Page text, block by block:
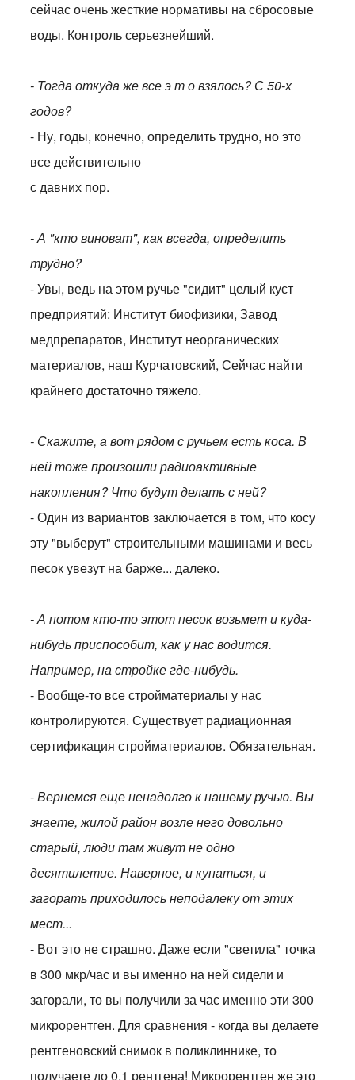
сейчас очень жесткие нормативы на сбросовые
воды. Контроль серьезнейший.
- Тогда откуда же все э т о взялось? С 50-х
годов?
- Ну, годы, конечно, определить трудно, но это
все действительно
с давних пор.
- А "кто виноват", как всегда, определить
трудно?
- Увы, ведь на этом ручье "сидит" целый куст
предприятий: Институт биофизики, Завод
медпрепаратов, Институт неорганических
материалов, наш Курчатовский, Сейчас найти
крайнего достаточно тяжело.
- Скажите, а вот рядом с ручьем есть коса. В
ней тоже произошли радиоактивные
накопления? Что будут делать с ней?
- Один из вариантов заключается в том, что косу
эту "выберут" строительными машинами и весь
песок увезут на барже... далеко.
- А потом кто-то этот песок возьмет и куда-
нибудь приспособит, как у нас водится.
Например, на стройке где-нибудь.
- Вообще-то все стройматериалы у нас
контролируются. Существует радиационная
сертификация стройматериалов. Обязательная.
- Вернемся еще ненадолго к нашему ручью. Вы
знаете, жилой район возле него довольно
старый, люди там живут не одно
десятилетие. Наверное, и купаться, и
загорать приходилось неподалеку от этих
мест...
- Вот это не страшно. Даже если "светила" точка
в 300 мкр/час и вы именно на ней сидели и
загорали, то вы получили за час именно эти 300
микрорентген. Для сравнения - когда вы делаете
рентгеновский снимок в поликлиннике, то
получаете до 0,1 рентгена! Микрорентген же это